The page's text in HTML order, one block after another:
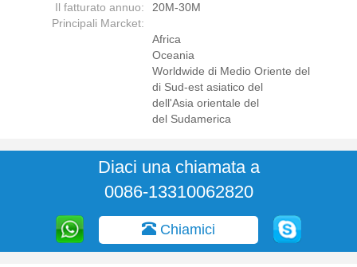
Il fatturato annuo:
20M-30M
Principali Marcket:
Africa
Oceania
Worldwide di Medio Oriente del
di Sud-est asiatico del
dell'Asia orientale del
del Sudamerica
Diaci una chiamata a
0086-13310062820
Chiamici